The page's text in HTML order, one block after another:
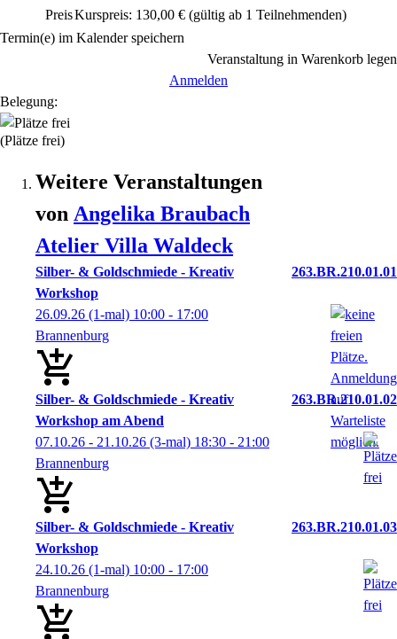
PreisKurspreis: 130,00 € (gültig ab 1 Teilnehmenden)
Termin(e) im Kalender speichern
Veranstaltung in Warenkorb legen
Anmelden
Belegung:
(Plätze frei)
Weitere Veranstaltungen
von Angelika Braubach
Atelier Villa Waldeck
Silber- & Goldschmiede - Kreativ
Workshop
263.BR.210.01.01
26.09.26 (1-mal) 10:00 - 17:00
Brannenburg
Silber- & Goldschmiede - Kreativ
Workshop am Abend
263.BR.210.01.02
07.10.26 - 21.10.26 (3-mal) 18:30 - 21:00
Brannenburg
Silber- & Goldschmiede - Kreativ
Workshop
263.BR.210.01.03
24.10.26 (1-mal) 10:00 - 17:00
Brannenburg